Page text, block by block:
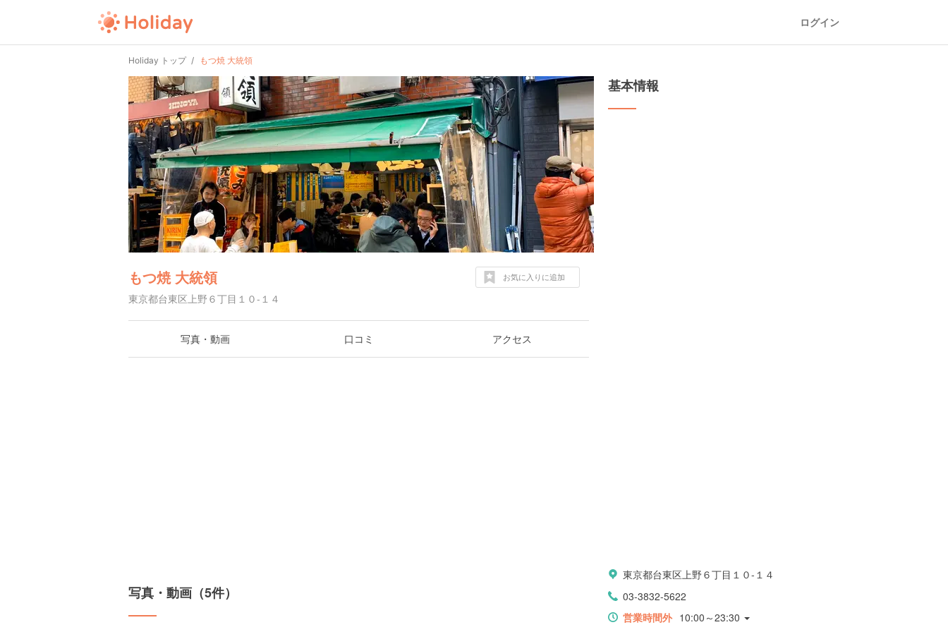
ログイン
Holiday トップ もつ焼 大統領
もつ焼 大統領
東京都台東区上野６丁目１０-１４
お気に入りに追加
写真・動画 口コミ アクセス
写真・動画（5件）
基本情報
東京都台東区上野６丁目１０-１４
03-3832-5622
営業時間外 10:00～23:30